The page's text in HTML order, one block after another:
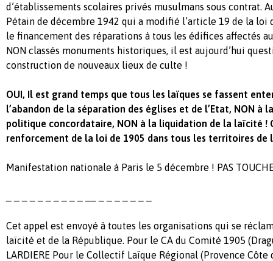
d’établissements scolaires privés musulmans sous contrat.
Pétain de décembre 1942 qui a modifié l’article 19 de la loi
le financement des réparations à tous les édifices affectés au
NON classés monuments historiques, il est aujourd’hui
construction de nouveaux lieux de culte !
OUI, Il est grand temps que tous les laïques se fassent
l’abandon de la séparation des églises et de l’Etat, NON à
politique concordataire, NON à la liquidation de la laïcité !
renforcement de la loi de 1905 dans tous les territoires de
Manifestation nationale à Paris le 5 décembre ! PAS
Cet appel est envoyé à toutes les organisations qui se
laïcité et de la République. Pour le CA du Comité 1905
LARDIERE Pour le Collectif Laïque Régional (Provence Côte